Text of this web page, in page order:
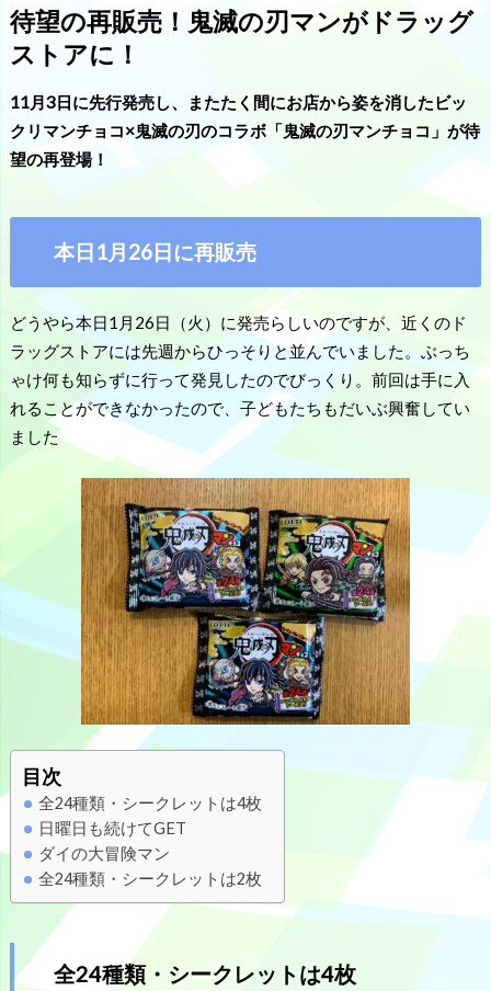
待望の再販売！鬼滅の刃マンがドラッグ
ストアに！
11月3日に先行発売し、またたく間にお店から姿を消したビッ
クリマンチョコ×鬼滅の刃のコラボ「鬼滅の刃マンチョコ」が待
望の再登場！
本日1月26日に再販売
どうやら本日1月26日（火）に発売らしいのですが、近くのド
ラッグストアには先週からひっそりと並んでいました。ぶっち
ゃけ何も知らずに行って発見したのでびっくり。前回は手に入
れることができなかったので、子どもたちもだいぶ興奮してい
ました
目次
全24種類・シークレットは4枚
日曜日も続けてGET
ダイの大冒険マン
全24種類・シークレットは2枚
全24種類・シークレットは4枚